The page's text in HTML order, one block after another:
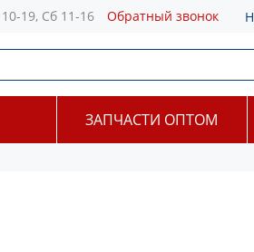
19, Сб 11-16 Обратный звонок
ЗАПЧАСТИ ОПТОМ